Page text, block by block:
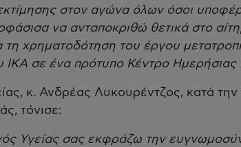
στον αγώνα όλων όσοι
να ανταποκριθώ θετικά στο
τη χρηματοδότηση του έργου
ΙΚΑ σε ένα πρότυπο Κέντρο Ημερήσιας
κ. Ανδρέας Λυκουρέντζος, κατά
τόνισε:
Υγείας σας εκφράζω την